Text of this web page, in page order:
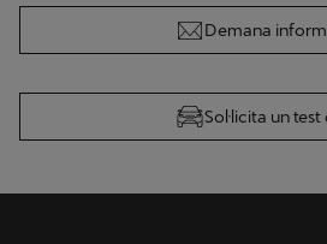
Demana
Sol·licita un test